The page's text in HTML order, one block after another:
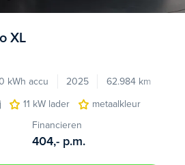
XL
kWh accu 2025
62.984 km
11 kW lader
metaalkleur
Financieren
404,- p.m.